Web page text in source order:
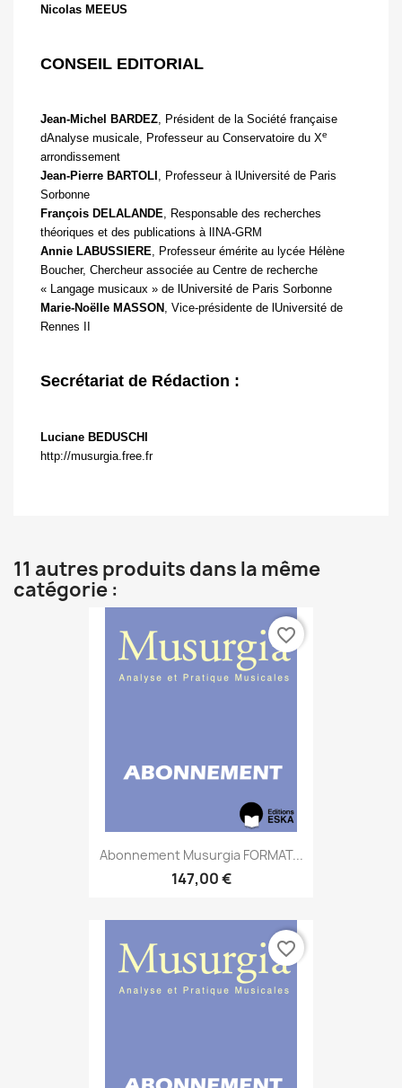
Nicolas MEEUS
CONSEIL EDITORIAL
Jean-Michel BARDEZ, Président de la Société française
dAnalyse musicale, Professeur au Conservatoire du Xe
arrondissement
Jean-Pierre BARTOLI , Professeur à lUniversité de Paris
Sorbonne
François DELALANDE, Responsable des recherches
théoriques et des publications à lINA-GRM
Annie LABUSSIERE, Professeur émérite au lycée Hélène
Boucher, Chercheur associée au Centre de recherche
« Langage musicaux » de lUniversité de Paris Sorbonne
Marie-Noëlle MASSON , Vice-présidente de lUniversité de
Rennes II
Secrétariat de Rédaction :
Luciane BEDUSCHI
http://musurgia.free.fr
11 autres produits dans la même
catégorie :
Abonnement Musurgia FORMAT...
147,00 €
favorite_border
favorite_border